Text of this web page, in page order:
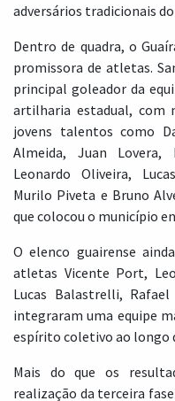
adversários tradicionais
Dentro de quadra, o
promissora de atletas.
principal goleador da
artilharia estadual, com
jovens talentos como
Almeida, Juan Lovera,
Leonardo Oliveira,
Murilo Piveta e Bruno
que colocou o município
O elenco guairense
atletas Vicente Port,
Lucas Balastrelli,
integraram uma equipe
espírito coletivo ao longo
Mais do que os
realização da terceira